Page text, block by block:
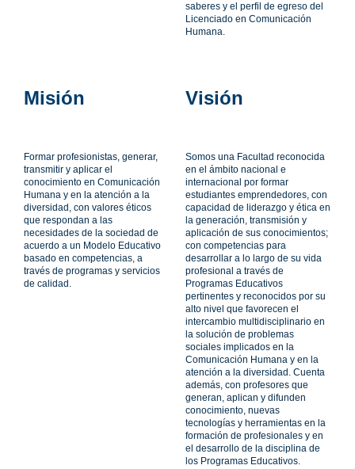
saberes y el perfil de egreso del
Licenciado en Comunicación
Humana.
Misión​
Formar profesionistas, generar,
transmitir y aplicar el
conocimiento en Comunicación
Humana y en la atención a la
diversidad, con valores éticos
que respondan a las
necesidades de la sociedad de
acuerdo a un Modelo Educativo
basado en competencias, a
través de programas y servicios
de calidad.
Visión
Somos una Facultad reconocida
en el ámbito nacional e
internacional por formar
estudiantes emprendedores, con
capacidad de liderazgo y ética en
la generación, transmisión y
aplicación de sus conocimientos;
con competencias para
desarrollar a lo largo de su vida
profesional a través de
Programas Educativos
pertinentes y reconocidos por su
alto nivel que favorecen el
intercambio multidisciplinario en
la solución de problemas
sociales implicados en la
Comunicación Humana y en la
atención a la diversidad. Cuenta
además, con profesores que
generan, aplican y difunden
conocimiento, nuevas
tecnologías y herramientas en la
formación de profesionales y en
el desarrollo de la disciplina de
los Programas Educativos.